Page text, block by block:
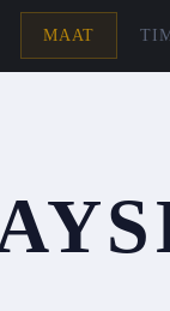
MAAT